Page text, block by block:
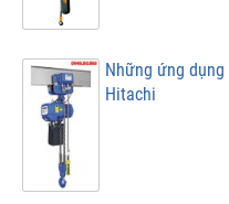
Những ứng
Hitachi